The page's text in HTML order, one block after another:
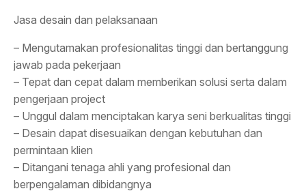
Jasa desain dan pelaksanaan
– Mengutamakan profesionalitas tinggi dan bertanggung
jawab pada pekerjaan
– Tepat dan cepat dalam memberikan solusi serta dalam
pengerjaan project
– Unggul dalam menciptakan karya seni berkualitas tinggi
– Desain dapat disesuaikan dengan kebutuhan dan
permintaan klien
– Ditangani tenaga ahli yang profesional dan
berpengalaman dibidangnya